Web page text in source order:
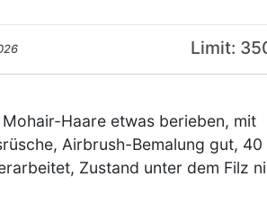
Limit:
Haare etwas berieben, mit
Airbrush-Bemalung gut, 40
Zustand unter dem Filz